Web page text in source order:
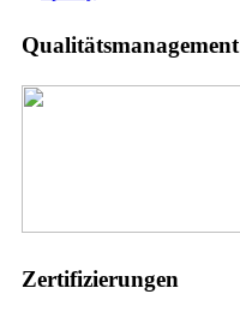
Qualitätsmanagement
Zertifizierungen